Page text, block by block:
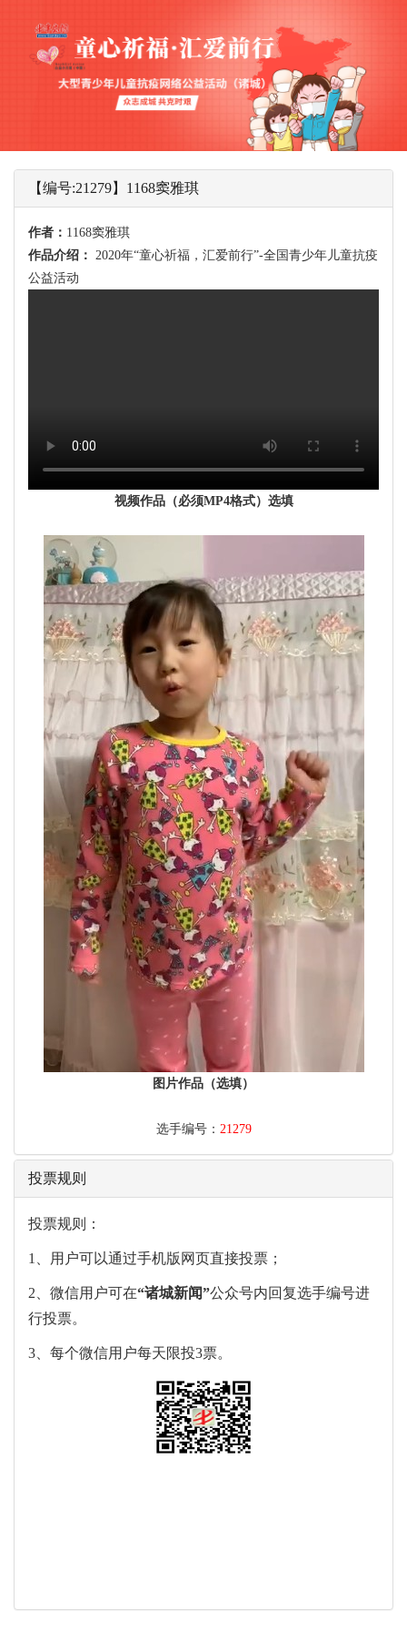
【编号:21279】1168窦雅琪
作者： 1168窦雅琪
作品介绍：
2020年“童心祈福，汇爱前行”-全国青少年儿童抗疫
公益活动
视频作品（必须MP4格式）选填
图片作品（选填）
选手编号： 21279
投票规则
投票规则：
1、用户可以通过手机版网页直接投票；
2、微信用户可在“诸城新闻”公众号内回复选手编号进
行投票。
3、每个微信用户每天限投3票。